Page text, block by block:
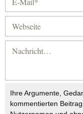
Ihre Argumente,
kommentierten